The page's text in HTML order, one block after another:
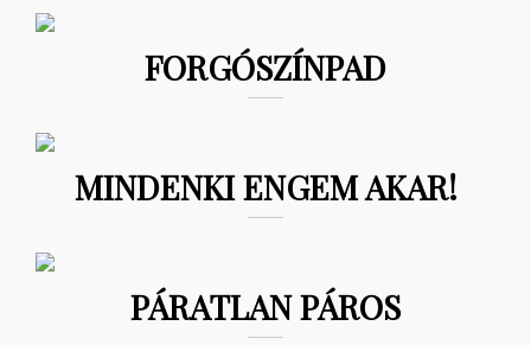
FORGÓSZÍNPAD
MINDENKI ENGEM AKAR!
PÁRATLAN PÁROS